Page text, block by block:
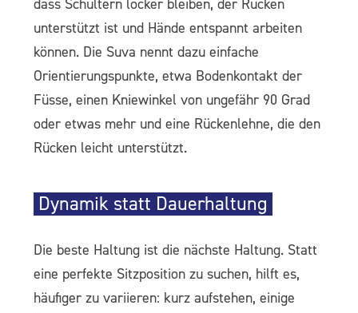
dass Schultern locker bleiben, der Rücken
unterstützt ist und Hände entspannt arbeiten
können. Die Suva nennt dazu einfache
Orientierungspunkte, etwa Bodenkontakt der
Füsse, einen Kniewinkel von ungefähr 90 Grad
oder etwas mehr und eine Rückenlehne, die den
Rücken leicht unterstützt.
Dynamik statt Dauerhaltung
Die beste Haltung ist die nächste Haltung. Statt
eine perfekte Sitzposition zu suchen, hilft es,
häufiger zu variieren: kurz aufstehen, einige